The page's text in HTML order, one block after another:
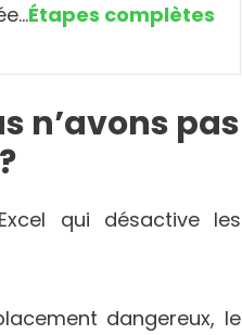
Étapes complètes
n’avons pas
qui désactive les
dangereux, le